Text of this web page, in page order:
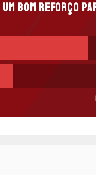
bom reforço
PUBLICIDADE